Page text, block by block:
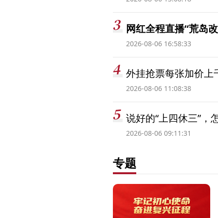
网红全程直播“荒岛
2026-08-06 16:58:33
外挂抢票每张加价上
2026-08-06 11:08:38
说好的“上四休三”，
2026-08-06 09:11:31
专题